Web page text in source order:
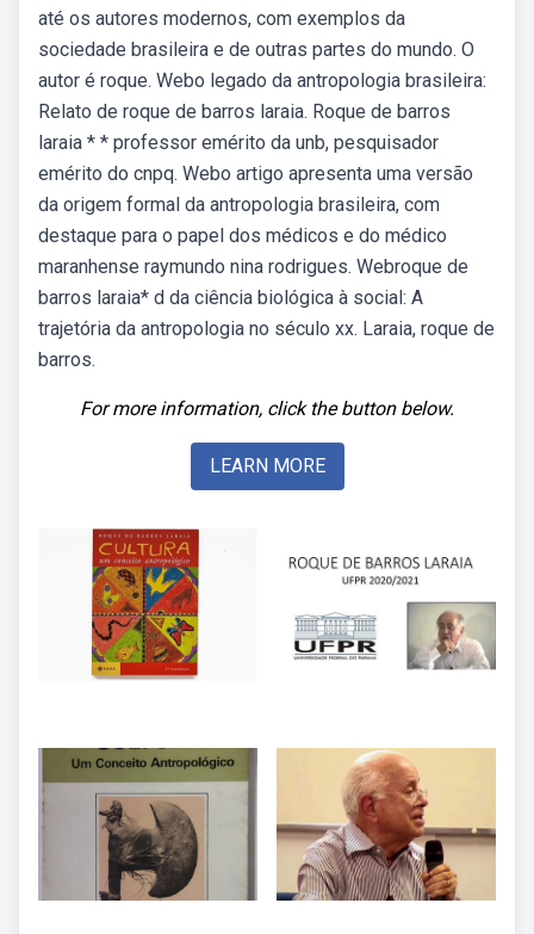
até os autores modernos, com exemplos da
sociedade brasileira e de outras partes do mundo. O
autor é roque. Webo legado da antropologia brasileira:
Relato de roque de barros laraia. Roque de barros
laraia * * professor emérito da unb, pesquisador
emérito do cnpq. Webo artigo apresenta uma versão
da origem formal da antropologia brasileira, com
destaque para o papel dos médicos e do médico
maranhense raymundo nina rodrigues. Webroque de
barros laraia* d da ciência biológica à social: A
trajetória da antropologia no século xx. Laraia, roque de
barros.
For more information, click the button below.
LEARN MORE